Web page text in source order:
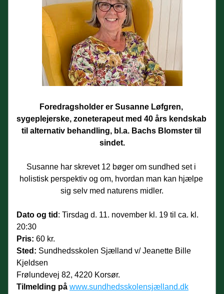
Foredragsholder er Susanne Løfgren,
sygeplejerske, zoneterapeut med 40 års kendskab
til alternativ behandling, bl.a. Bachs Blomster til
sindet.
Susanne har skrevet 12 bøger om sundhed set i
holistisk perspektiv og om, hvordan man kan hjælpe
sig selv med naturens midler.
Dato og tid : Tirsdag d. 11. november kl. 19 til ca. kl.
20:30
Pris: 60 kr.
Sted: Sundhedsskolen Sjælland v/ Jeanette Bille
Kjeldsen
Frølundevej 82, 4220 Korsør.
Tilmelding på www.sundhedsskolensjælland.dk